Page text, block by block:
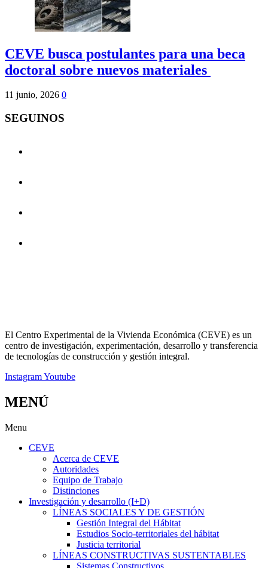
CEVE busca postulantes para una beca
doctoral sobre nuevos materiales
11 junio, 2026 0
SEGUINOS
El Centro Experimental de la Vivienda Económica (CEVE) es un
centro de investigación, experimentación, desarrollo y transferencia
de tecnologías de construcción y gestión integral.
InstagramYoutube
MENÚ
Menu
CEVE
Acerca de CEVE
Autoridades
Equipo de Trabajo
Distinciones
Investigación y desarrollo (I+D)
LÍNEAS SOCIALES Y DE GESTIÓN
Gestión Integral del Hábitat
Estudios Socio-territoriales del hábitat
Justicia territorial
LÍNEAS CONSTRUCTIVAS SUSTENTABLES
Sistemas Constructivos